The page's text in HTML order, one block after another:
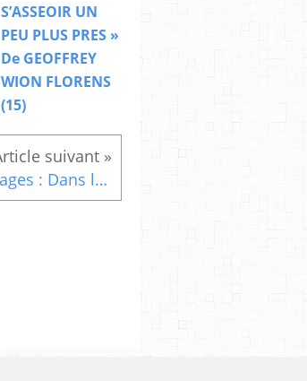
S’ASSEOIR UN
PEU PLUS PRES »
De GEOFFREY
WION FLORENS
(15)
Citations en images : Dans les livres........